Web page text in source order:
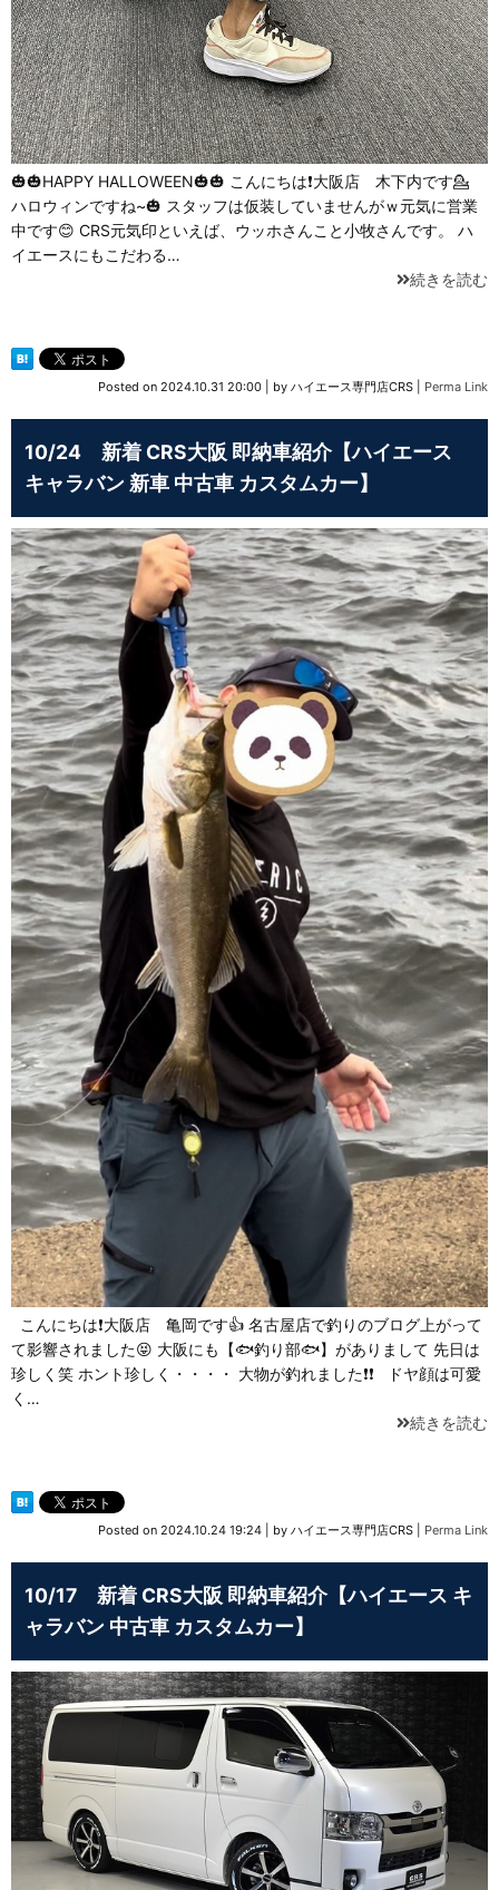
🎃🎃HAPPY HALLOWEEN🎃🎃 こんにちは❗大阪店 木下内です💁
ハロウィンですね~🎃 スタッフは仮装していませんがｗ元気に営業
中です😊 CRS元気印といえば、ウッホさんこと小牧さんです。 ハ
イエースにもこだわる…
続きを読む
Posted on 2024.10.31 20:00 by ハイエース専門店CRS Perma Link
10/24 新着 CRS大阪 即納車紹介【ハイエース
キャラバン 新車 中古車 カスタムカー】
こんにちは❗大阪店 亀岡です👍 名古屋店で釣りのブログ上がって
て影響されました😝 大阪にも【🐟釣り部🐟】がありまして 先日は
珍しく笑 ホント珍しく・・・・ 大物が釣れました❗❗ ドヤ顔は可愛
く…
続きを読む
Posted on 2024.10.24 19:24 by ハイエース専門店CRS Perma Link
10/17 新着 CRS大阪 即納車紹介【ハイエース キ
ャラバン 中古車 カスタムカー】